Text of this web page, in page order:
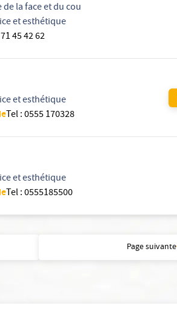
la face et du cou
et esthétique
45 42 62
et esthétique
Tel:0555 170328
et esthétique
Tel:0555185500
Page suivante